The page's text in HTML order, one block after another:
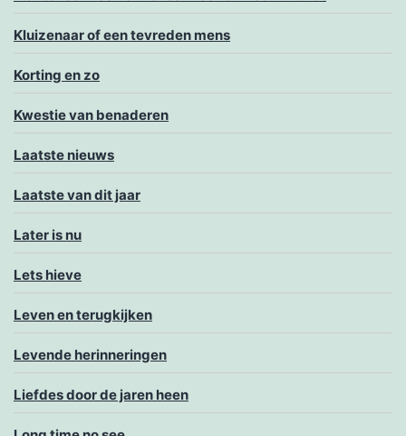
Kluizenaar of een tevreden mens
Korting en zo
Kwestie van benaderen
Laatste nieuws
Laatste van dit jaar
Later is nu
Lets hieve
Leven en terugkijken
Levende herinneringen
Liefdes door de jaren heen